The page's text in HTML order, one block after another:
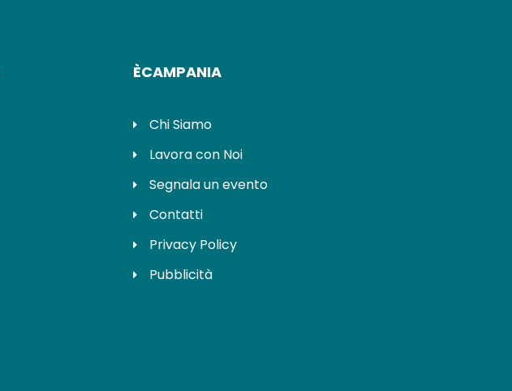
ÈCAMPANIA
Chi Siamo
Lavora con Noi
Segnala un evento
Contatti
Privacy Policy
Pubblicità